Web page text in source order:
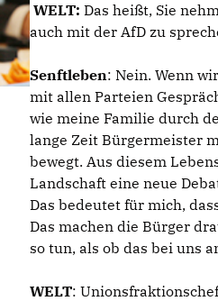
WELT: Das heißt, Sie
auch mit der AfD zu
Senftleben: Nein. Wenn
mit allen Parteien
wie meine Familie durch
lange Zeit Bürgermeister
bewegt. Aus diesem
Landschaft eine neue
Das bedeutet für mich,
Das machen die Bürger
so tun, als ob das bei uns
WELT: